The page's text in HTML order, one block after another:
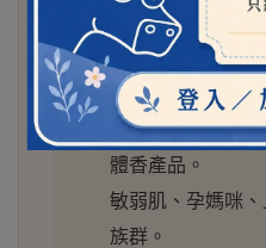
容易流汗、擔心
正在找無鋁鹽、
香劑的人。
青春期孩子開始
體香產品。
敏弱肌、孕媽咪
族群。